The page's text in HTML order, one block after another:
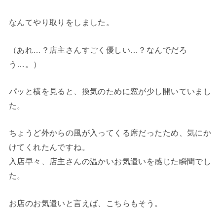
なんてやり取りをしました。
（あれ…？店主さんすごく優しい…？なんでだろ
う…。）
パッと横を見ると、換気のために窓が少し開いていまし
た。
ちょうど外からの風が入ってくる席だったため、気にか
けてくれたんですね。
入店早々、店主さんの温かいお気遣いを感じた瞬間でし
た。
お店のお気遣いと言えば、こちらもそう。